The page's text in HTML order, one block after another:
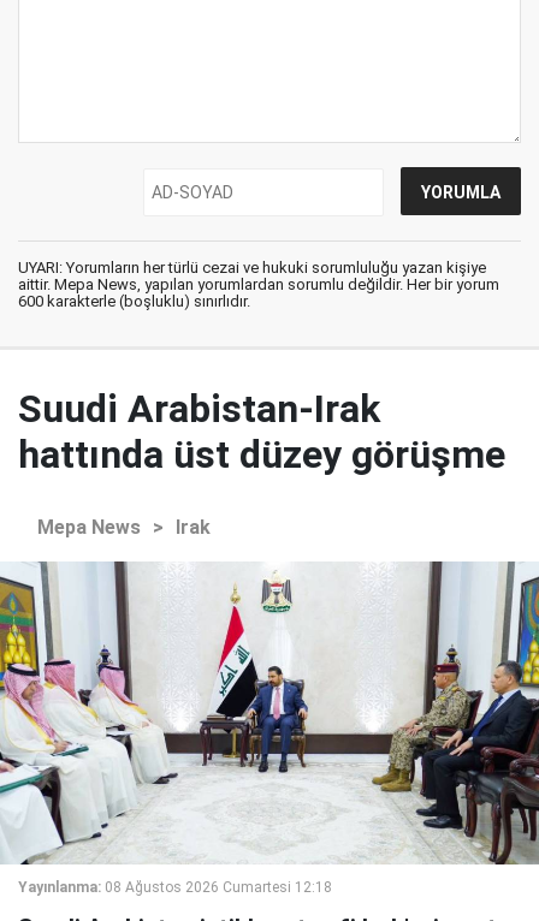
UYARI: Yorumların her türlü cezai ve hukuki sorumluluğu yazan kişiye
aittir. Mepa News, yapılan yorumlardan sorumlu değildir. Her bir yorum
600 karakterle (boşluklu) sınırlıdır.
Suudi Arabistan-Irak
hattında üst düzey görüşme
Mepa News > Irak
Yayınlanma: 08 Ağustos 2026 Cumartesi 12:18